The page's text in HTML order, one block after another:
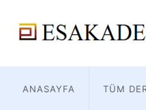
ANASAYFA TÜM